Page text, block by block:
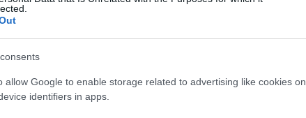
allow Google to enable storage related to advertising like cookies on
identifiers in apps.
autoprodotto un video che presenta le
leader del settore, tra cui Roberto
le loro esperienze e riflessioni
Il video è stato diffuso attraverso vari canali,
un pubblico ampio e sensibilizzare